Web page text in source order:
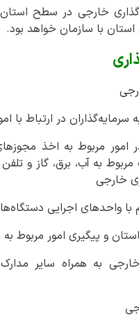
خارجی در سطح
با سازمان خواهد بود.
امور مربوط به اخذ
به آب، برق، گاز و
خارجی
به همراه سایر